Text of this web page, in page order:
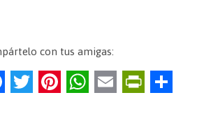
con tus amigas:
F
T
Pi
W
E
Pr